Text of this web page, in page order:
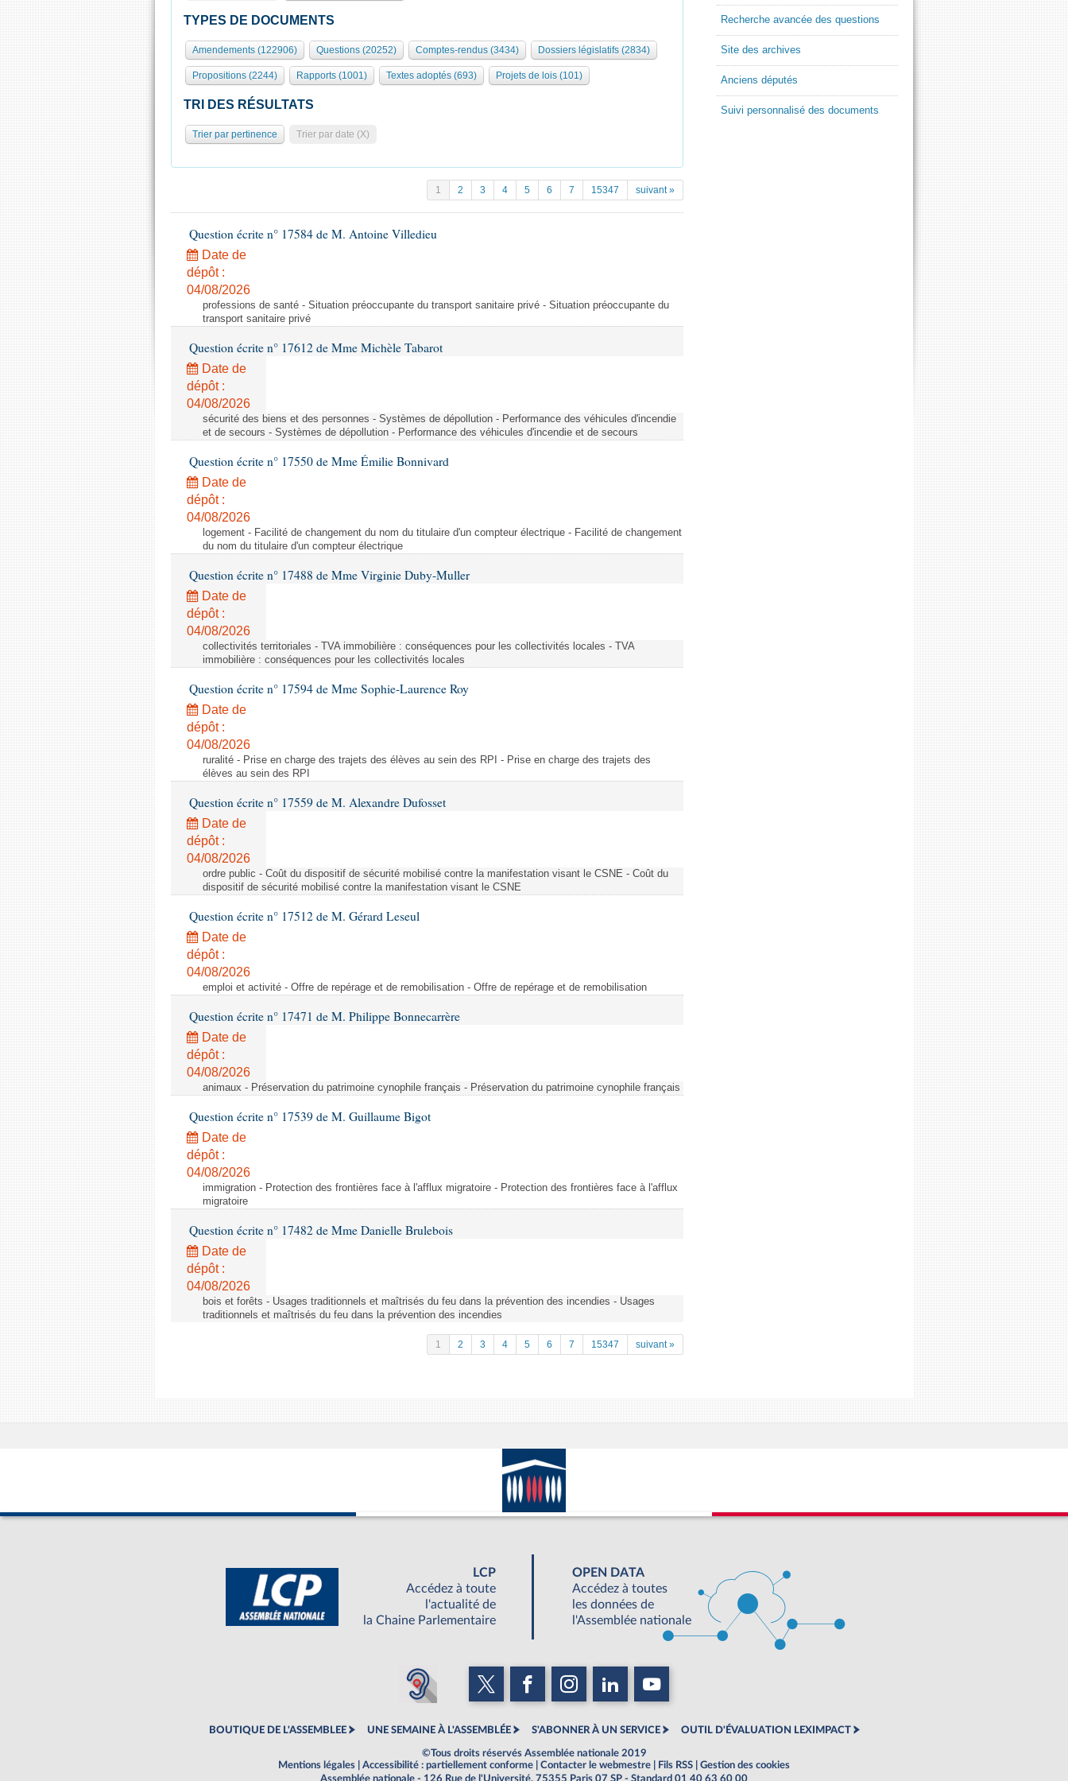
TYPES DE DOCUMENTS
Amendements (122906) Questions (20252) Comptes-rendus (3434) Dossiers législatifs (2834)
Propositions (2244) Rapports (1001) Textes adoptés (693) Projets de lois (101)
TRI DES RÉSULTATS
Trier par pertinence Trier par date (X)
1 2 3 4 5 6 7 15347 suivant »
Question écrite n° 17584 de M. Antoine Villedieu
Date de
dépôt :
04/08/2026
professions de santé - Situation préoccupante du transport sanitaire privé - Situation préoccupante du
transport sanitaire privé
Question écrite n° 17612 de Mme Michèle Tabarot
Date de
dépôt :
04/08/2026
sécurité des biens et des personnes - Systèmes de dépollution - Performance des véhicules d'incendie
et de secours - Systèmes de dépollution - Performance des véhicules d'incendie et de secours
Question écrite n° 17550 de Mme Émilie Bonnivard
Date de
dépôt :
04/08/2026
logement - Facilité de changement du nom du titulaire d'un compteur électrique - Facilité de changement
du nom du titulaire d'un compteur électrique
Question écrite n° 17488 de Mme Virginie Duby-Muller
Date de
dépôt :
04/08/2026
collectivités territoriales - TVA immobilière : conséquences pour les collectivités locales - TVA
immobilière : conséquences pour les collectivités locales
Question écrite n° 17594 de Mme Sophie-Laurence Roy
Date de
dépôt :
04/08/2026
ruralité - Prise en charge des trajets des élèves au sein des RPI - Prise en charge des trajets des
élèves au sein des RPI
Question écrite n° 17559 de M. Alexandre Dufosset
Date de
dépôt :
04/08/2026
ordre public - Coût du dispositif de sécurité mobilisé contre la manifestation visant le CSNE - Coût du
dispositif de sécurité mobilisé contre la manifestation visant le CSNE
Question écrite n° 17512 de M. Gérard Leseul
Date de
dépôt :
04/08/2026
emploi et activité - Offre de repérage et de remobilisation - Offre de repérage et de remobilisation
Question écrite n° 17471 de M. Philippe Bonnecarrère
Date de
dépôt :
04/08/2026
animaux - Préservation du patrimoine cynophile français - Préservation du patrimoine cynophile français
Question écrite n° 17539 de M. Guillaume Bigot
Date de
dépôt :
04/08/2026
immigration - Protection des frontières face à l'afflux migratoire - Protection des frontières face à l'afflux
migratoire
Question écrite n° 17482 de Mme Danielle Brulebois
Date de
dépôt :
04/08/2026
bois et forêts - Usages traditionnels et maîtrisés du feu dans la prévention des incendies - Usages
traditionnels et maîtrisés du feu dans la prévention des incendies
1 2 3 4 5 6 7 15347 suivant »
Recherche avancée des questions
Site des archives
Anciens députés
Suivi personnalisé des documents
LCP
Accédez à toute
l'actualité de
la Chaine Parlementaire
OPEN DATA
Accédez à toutes
les données de
l'Assemblée nationale
BOUTIQUE DE L'ASSEMBLEE UNE SEMAINE À L'ASSEMBLÉE S'ABONNER À UN SERVICE OUTIL D'ÉVALUATION LEXIMPACT
©Tous droits réservés Assemblée nationale 2019
Mentions légales
Accessibilité : partiellement conforme Contacter le webmestre Fils RSS
Gestion des cookies
Assemblée nationale - 126 Rue de l'Université, 75355 Paris 07 SP - Standard 01 40 63 60 00